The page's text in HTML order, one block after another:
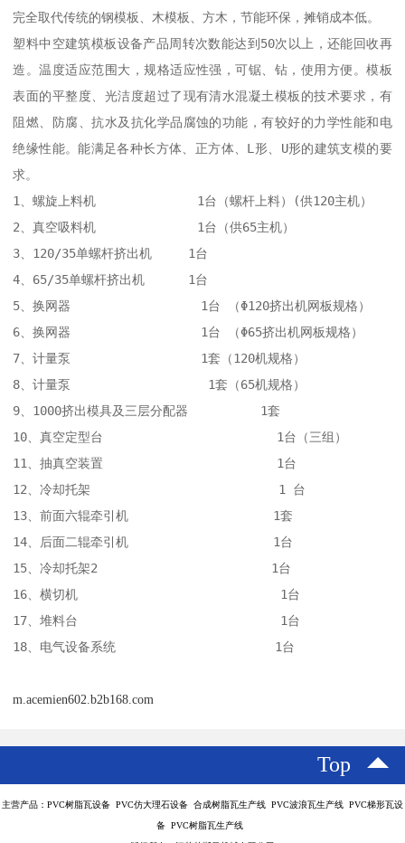
完全取代传统的钢模板、木模板、方木，节能环保，摊销成本低。
塑料中空建筑模板设备产品周转次数能达到50次以上，还能回收再
造。温度适应范围大，规格适应性强，可锯、钻，使用方便。模板
表面的平整度、光洁度超过了现有清水混凝土模板的技术要求，有
阻燃、防腐、抗水及抗化学品腐蚀的功能，有较好的力学性能和电
绝缘性能。能满足各种长方体、正方体、L形、U形的建筑支模的要
求。
1、螺旋上料机              1台（螺杆上料）(供120主机）
2、真空吸料机              1台（供65主机）
3、120/35单螺杆挤出机     1台
4、65/35单螺杆挤出机      1台
5、换网器                  1台 （Φ120挤出机网板规格）
6、换网器                  1台 （Φ65挤出机网板规格）
7、计量泵                  1套（120机规格）
8、计量泵                   1套（65机规格）
9、1000挤出模具及三层分配器          1套
10、真空定型台                        1台（三组）
11、抽真空装置                        1台
12、冷却托架                          1 台
13、前面六辊牵引机                    1套
14、后面二辊牵引机                    1台
15、冷却托架2                        1台
16、横切机                            1台
17、堆料台                            1台
18、电气设备系统                      1台
m.acemien602.b2b168.com
Top
主营产品：PVC树脂瓦设备 PVC仿大理石设备 合成树脂瓦生产线 PVC波浪瓦生产线 PVC梯形瓦设
备 PVC树脂瓦生产线